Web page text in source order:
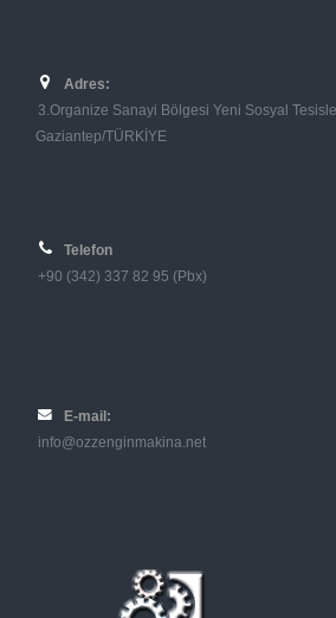
Adres:
3.Organize Sanayi Bölgesi Yeni Sosyal
Gaziantep/TÜRKİYE
Telefon
+90 (342) 337 82 95 (Pbx)
E-mail:
info@ozzenginmakina.net